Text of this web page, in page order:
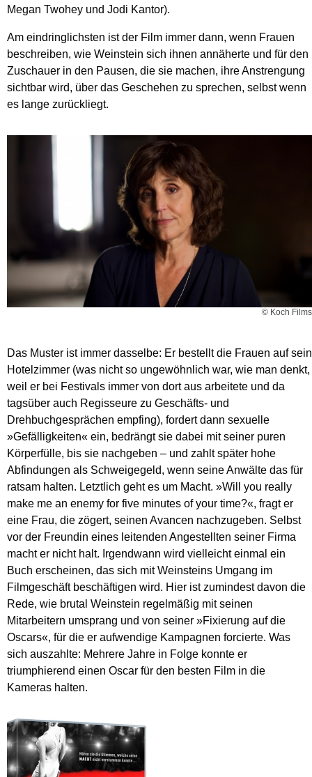
Megan Twohey und Jodi Kantor).
Am eindringlichsten ist der Film immer dann, wenn Frauen
beschreiben, wie Weinstein sich ihnen annäherte und für den
Zuschauer in den Pausen, die sie machen, ihre Anstrengung
sichtbar wird, über das Geschehen zu sprechen, selbst wenn
es lange zurückliegt.
© Koch Films
Das Muster ist immer dasselbe: Er bestellt die Frauen auf sein
Hotelzimmer (was nicht so ungewöhnlich war, wie man denkt,
weil er bei Festivals immer von dort aus arbeitete und da
tagsüber auch Regisseure zu Geschäfts- und
Drehbuchgesprächen empfing), fordert dann sexuelle
»Gefälligkeiten« ein, bedrängt sie dabei mit seiner puren
Körperfülle, bis sie nachgeben – und zahlt später hohe
Abfindungen als Schweigegeld, wenn seine Anwälte das für
ratsam halten. Letztlich geht es um Macht. »Will you really
make me an enemy for five minutes of your time?«, fragt er
eine Frau, die zögert, seinen Avancen nachzugeben. Selbst
vor der Freundin eines leitenden Angestellten seiner Firma
macht er nicht halt. Irgendwann wird vielleicht einmal ein
Buch erscheinen, das sich mit Weinsteins Umgang im
Filmgeschäft beschäftigen wird. Hier ist zumindest davon die
Rede, wie brutal Weinstein regelmäßig mit seinen
Mitarbeitern umsprang und von seiner »Fixierung auf die
Oscars«, für die er aufwendige Kampagnen forcierte. Was
sich auszahlte: Mehrere Jahre in Folge konnte er
triumphierend einen Oscar für den besten Film in die
Kameras halten.